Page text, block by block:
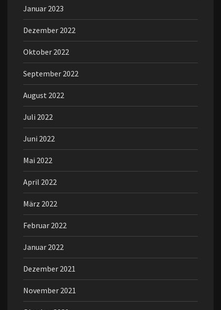
Januar 2023
Dezember 2022
Oktober 2022
September 2022
August 2022
Juli 2022
Juni 2022
Mai 2022
April 2022
März 2022
Februar 2022
Januar 2022
Dezember 2021
November 2021